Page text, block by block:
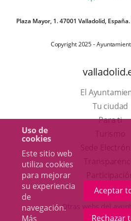
Uso de
cookies
Este sitio web
utiliza cookies
para mejorar
su experiencia
de
navegación.
Más
Aceptar
Rechazar
Plaza Mayor, 1. 47001 Valladolid,
Copyright 2025 -
El
Tu ciudad
Para ti
Otras webs del